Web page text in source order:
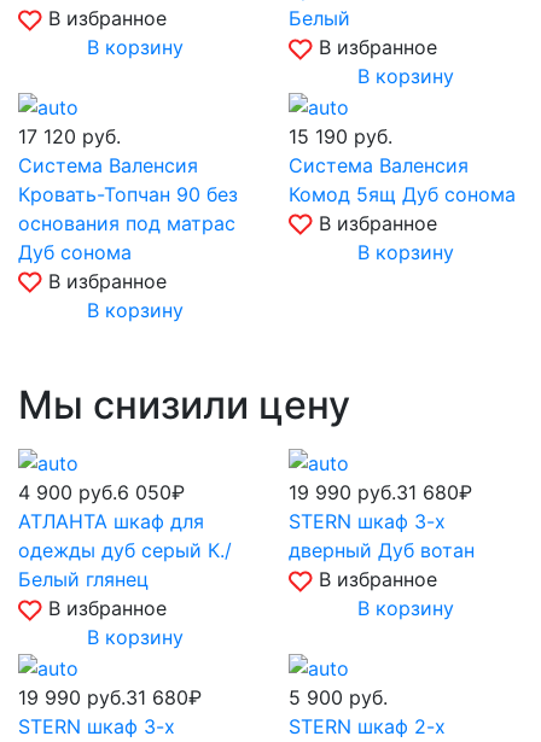
В избранное
В корзину
Белый
В избранное
В корзину
17 120 руб.
Система Валенсия
Кровать-Топчан 90 без
основания под матрас
Дуб сонома
В избранное
В корзину
15 190 руб.
Система Валенсия
Комод 5ящ Дуб сонома
В избранное
В корзину
Мы снизили цену
4 900 руб.6 050₽
АТЛАНТА шкаф для
одежды дуб серый К./
Белый глянец
В избранное
В корзину
19 990 руб.31 680₽
STERN шкаф 3-х
дверный Дуб вотан
В избранное
В корзину
19 990 руб.31 680₽
STERN шкаф 3-х
5 900 руб.
STERN шкаф 2-х